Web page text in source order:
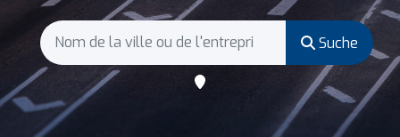
Suche